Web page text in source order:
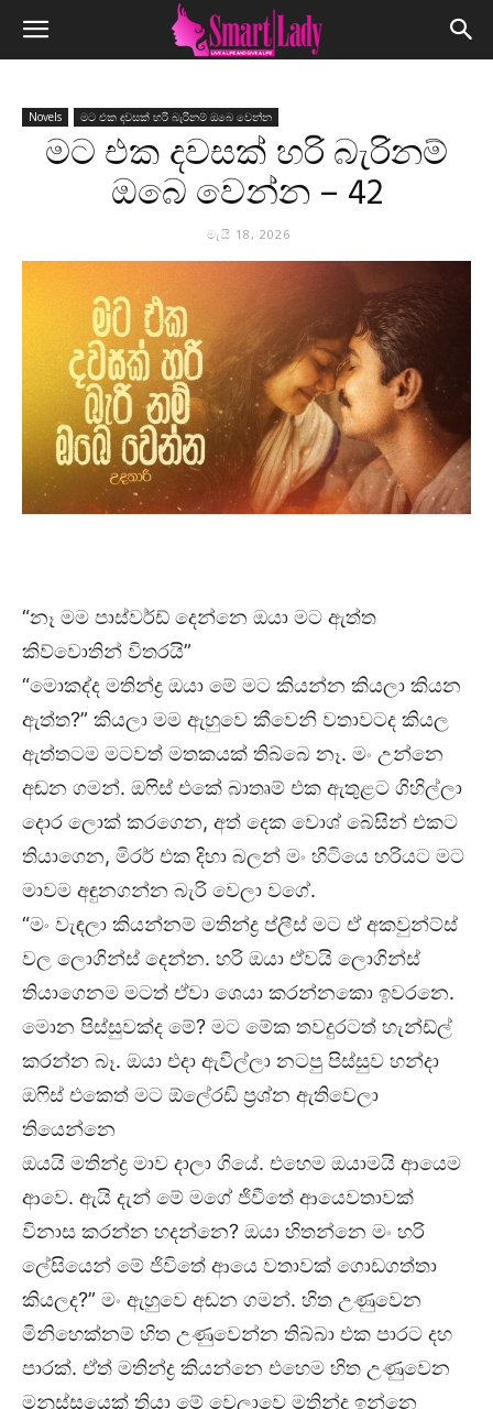
Novels මට එක දවසක් හරි බැරිනම් ඔබෙ වෙන්න
මට එක දවසක් හරි බැරිනම්
ඔබෙ වෙන්න – 42
මැයි 18, 2026
“නෑ මම පාස්වර්ඩ් දෙන්නෙ ඔයා මට ඇත්ත
කිව්වොතින් විතරයි”
“මොකද්ද මතින්ද්‍ර ඔයා මේ මට කියන්න කියලා කියන
ඇත්ත?” කියලා මම ඇහුවෙ කීවෙනි වතාවටද කියල
ඇත්තටම මටවත් මතකයක් තිබ්බෙ නෑ. මං උන්නෙ
අඬන ගමන්. ඔෆිස් එකේ බාතෘම් එක ඇතුළට ගිහිල්ලා
දොර ලොක් කරගෙන, අත් දෙක වොශ් බේසින් එකට
තියාගෙන, මිරර් එක දිහා බලන් මං හිටියෙ හරියට මට
මාවම අඳුනගන්න බැරි වෙලා වගේ.
“මං වැඳලා කියන්නම් මතින්ද්‍ර ප්ලීස් මට ඒ අකවුන්ට්ස්
වල ලොගින්ස් දෙන්න. හරි ඔයා ඒවයි ලොගින්ස්
තියාගෙනම මටත් ඒවා ශෙයා කරන්නකො ඉවරනෙ.
මොන පිස්සුවක්ද මේ? මට මේක තවදුරටත් හැන්ඩ්ල්
කරන්න බෑ. ඔයා එදා ඇවිල්ලා නටපු පිස්සුව හන්දා
ඔෆිස් එකෙත් මට ඕල්‍රෙඩි ප්‍රශ්න ඇතිවෙලා
තියෙන්නෙ
ඔයයි මතින්ද්‍ර මාව දාලා ගියේ. එහෙම ඔයාමයි ආයෙම
ආවෙ. ඇයි දැන් මේ මගේ ජිවීතේ ආයෙවතාවක්
විනාස කරන්න හදන්නෙ? ඔයා හිතන්නෙ මං හරි
ලේසියෙන් මේ ජිවිතේ ආයෙ වතාවක් ගොඩගත්තා
කියලද?” මං ඇහුවෙ අඬන ගමන්. හිත උණුවෙන
මිනිහෙක්නම් හිත උණුවෙන්න තිබ්බා එක පාරට දහ
පාරක්. ඒත් මතින්ද්‍ර කියන්නෙ එහෙම හිත උණුවෙන
මනුස්සයෙක් තියා මේ වෙලාවෙ මතින්ද්‍ර ඉන්නෙ